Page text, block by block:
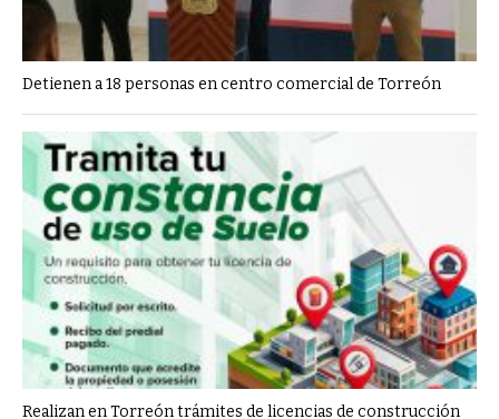
Detienen a 18 personas en centro comercial de Torreón
Realizan en Torreón trámites de licencias de construcción